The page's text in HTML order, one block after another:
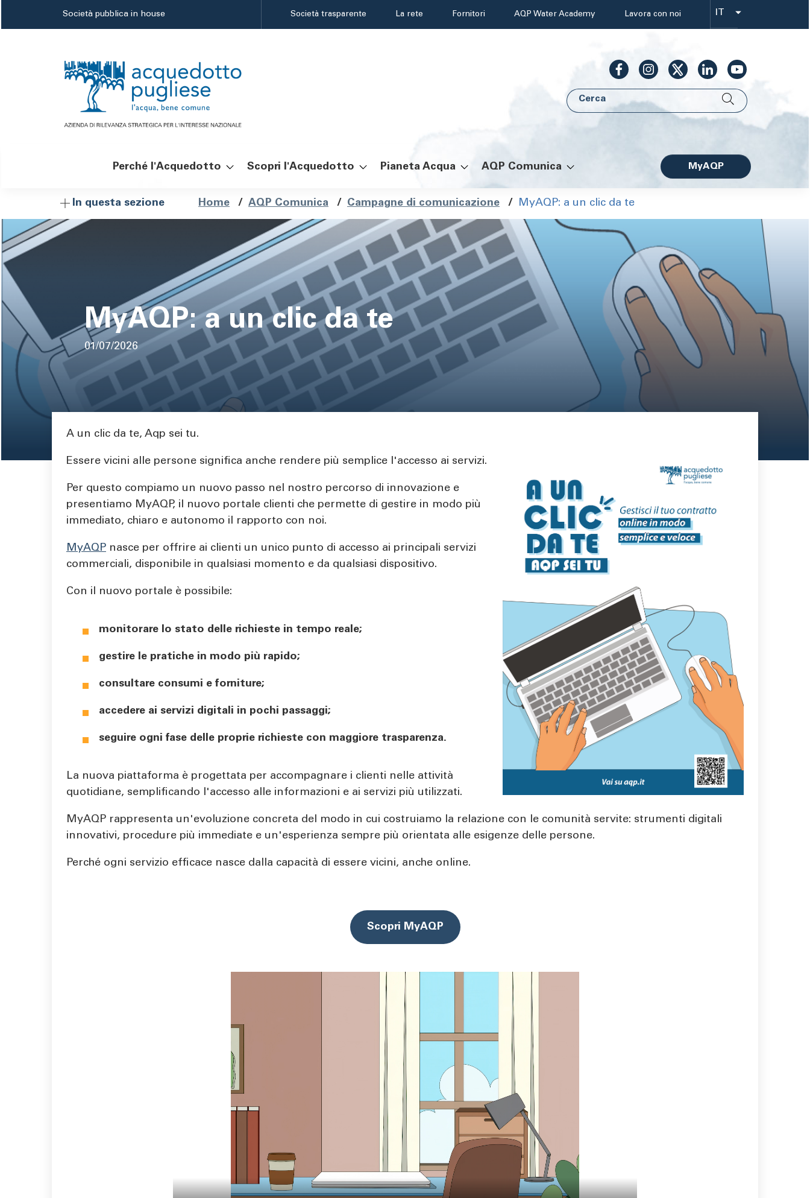
Società pubblica in house
Header
Società trasparente La rete Fornitori AQP Water Academy Lavora con noi
language
Cerca
Navigazione
principale
Perché l'Acquedotto Scopri l'Acquedotto Pianeta Acqua AQP Comunica
AQPMyAQP
In questa sezione
Briciole
pane
Home / AQP Comunica / Campagne di comunicazione / MyAQP: a un clic da te
MyAQP: a un clic da te
01/07/2026
Area di testo
A un clic da te, Aqp sei tu.
Essere vicini alle persone significa anche rendere più semplice l'accesso ai servizi.
Per questo compiamo un nuovo passo nel nostro percorso di innovazione e
presentiamo MyAQP, il nuovo portale clienti che permette di gestire in modo più
immediato, chiaro e autonomo il rapporto con noi.
MyAQP nasce per offrire ai clienti un unico punto di accesso ai principali servizi
commerciali, disponibile in qualsiasi momento e da qualsiasi dispositivo.
Con il nuovo portale è possibile:
monitorare lo stato delle richieste in tempo reale;
gestire le pratiche in modo più rapido;
consultare consumi e forniture;
accedere ai servizi digitali in pochi passaggi;
seguire ogni fase delle proprie richieste con maggiore trasparenza.
La nuova piattaforma è progettata per accompagnare i clienti nelle attività
quotidiane, semplificando l'accesso alle informazioni e ai servizi più utilizzati.
MyAQP rappresenta un'evoluzione concreta del modo in cui costruiamo la relazione con le comunità servite: strumenti digitali
innovativi, procedure più immediate e un'esperienza sempre più orientata alle esigenze delle persone.
Perché ogni servizio efficace nasce dalla capacità di essere vicini, anche online.
Scopri MyAQP